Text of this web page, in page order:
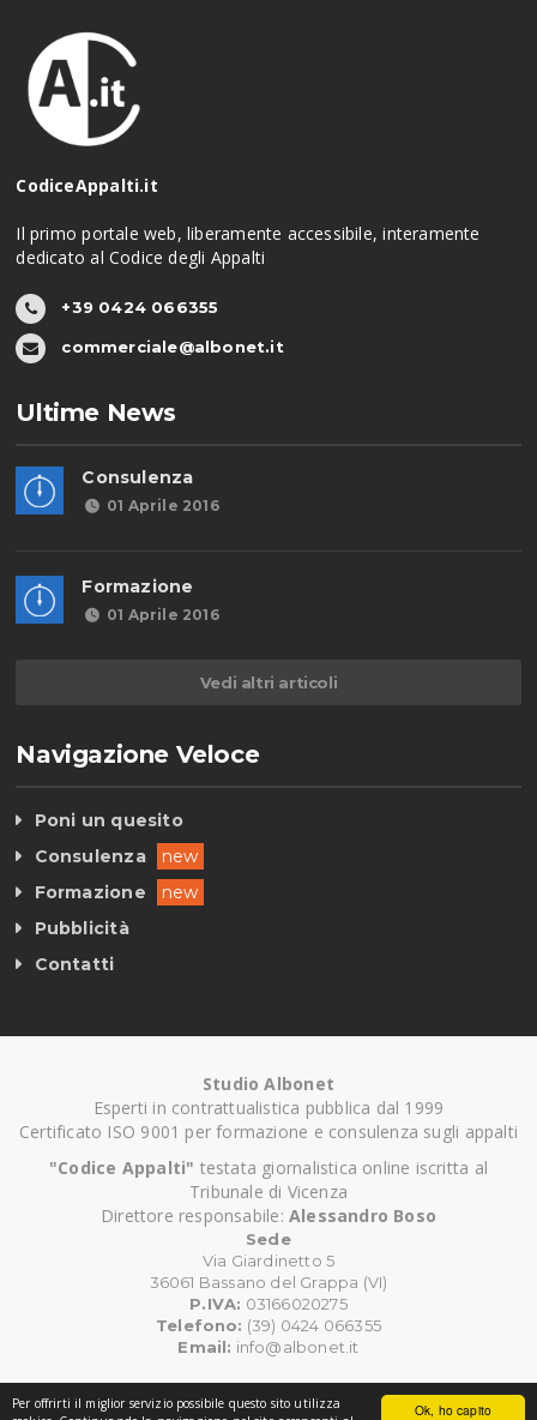
Ok, ho capito
Per offrirti il miglior servizio possibile questo sito utilizza
CodiceAppalti.it
Il primo portale web, liberamente accessibile, interamente
dedicato al Codice degli Appalti
+39 0424 066355
commerciale@albonet.it
Ultime News
Consulenza
01 Aprile 2016
Formazione
01 Aprile 2016
Vedi altri articoli
Navigazione Veloce
Poni un quesito
Consulenza
new
Formazione
new
Pubblicità
Contatti
Studio Albonet
Esperti in contrattualistica pubblica dal 1999
Certificato ISO 9001 per formazione e consulenza sugli appalti
"Codice Appalti" testata giornalistica online iscritta al
Tribunale di Vicenza
Direttore responsabile: Alessandro Boso
Sede
Via Giardinetto 5
36061 Bassano del Grappa (VI)
P.IVA: 03166020275
Telefono: (39) 0424 066355
Email: info@albonet.it
©Copyright CodiceAppalti.it. Tutti i diritti riservati.